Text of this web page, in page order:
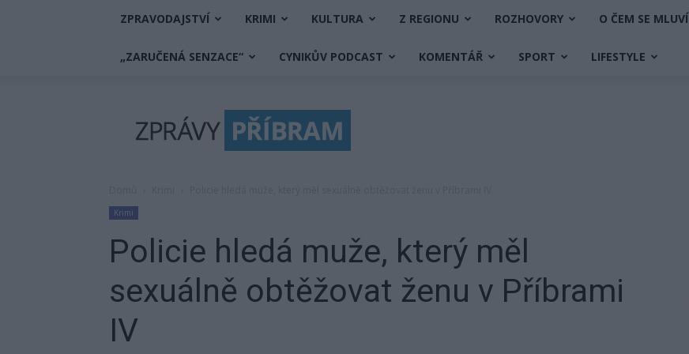
ZPRAVODAJSTVÍ KRIMI KULTURA Z REGIONU ROZHOVORY O ČEM SE MLUVÍ
„ZARUČENÁ SENZACE“ CYNIKŮV PODCAST KOMENTÁŘ SPORT LIFESTYLE
Příbram
Krimi
Policie hledá muže, který měl
sexuálně obtěžovat ženu v Příbrami
IV